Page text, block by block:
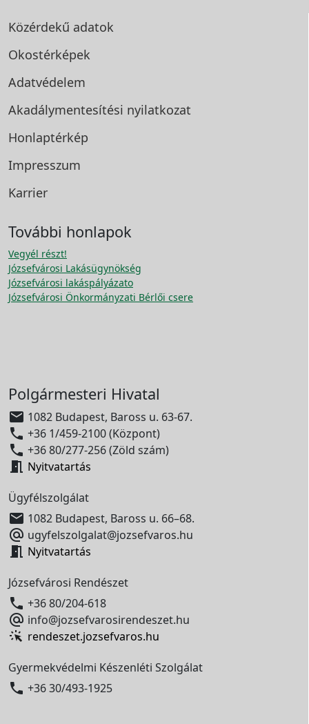
Közérdekű adatok
Okostérképek
Adatvédelem
Akadálymentesítési nyilatkozat
Honlaptérkép
Impresszum
Karrier
További honlapok
Vegyél részt!
Józsefvárosi Lakásügynökség
Józsefvárosi lakáspályázato
Józsefvárosi Önkormányzati Bérlői csere
Polgármesteri Hivatal
 1082 Budapest, Baross u. 63-67.
 +36 1/459-2100 (Központ)
 +36 80/277-256 (Zöld szám)
 Nyitvatartás
Ügyfélszolgálat
 1082 Budapest, Baross u. 66–68.
 ugyfelszolgalat@jozsefvaros.hu
 Nyitvatartás
Józsefvárosi Rendészet
 +36 80/204-618
 info@jozsefvarosirendeszet.hu
rendeszet.jozsefvaros.hu
Gyermekvédelmi Készenléti Szolgálat
 +36 30/493-1925